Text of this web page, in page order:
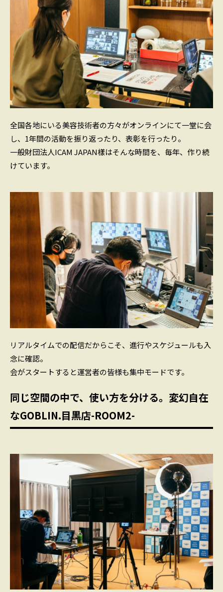
全国各地にいる美容技術者の方々がオンラインにて一堂に会
し、1年間の活動を振り返ったり、表彰を行ったり。
一般財団法人ICAM JAPAN樣はそんな時間を、毎年、作り続
けています。
リアルタイムでの配信だからこそ、進行やスケジュールも入
念に確認。
会がスタートすると運営者の皆様も集中モードです。
同じ空間の中で、使い方を分ける。変幻自在
なGOBLIN.目黒店-ROOM2-